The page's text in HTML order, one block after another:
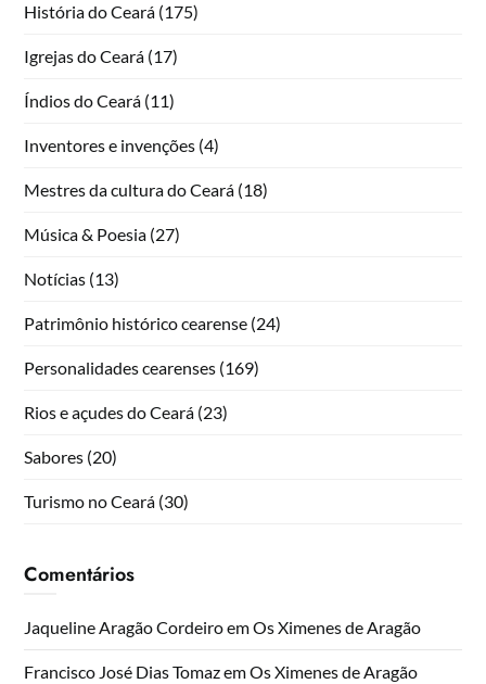
História do Ceará (175)
Igrejas do Ceará (17)
Índios do Ceará (11)
Inventores e invenções (4)
Mestres da cultura do Ceará (18)
Música & Poesia (27)
Notícias (13)
Patrimônio histórico cearense (24)
Personalidades cearenses (169)
Rios e açudes do Ceará (23)
Sabores (20)
Turismo no Ceará (30)
Comentários
Jaqueline Aragão CordeiroemOs Ximenes de Aragão
Francisco José Dias TomazemOs Ximenes de Aragão